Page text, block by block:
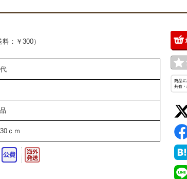
料：￥300）
ｃｍ